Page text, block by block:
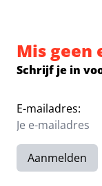
Mis geen
Schrijf je in
E-mailadres:
Aanmelden